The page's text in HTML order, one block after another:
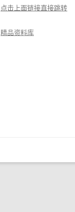
点击上面链接直接跳转
精品资料库